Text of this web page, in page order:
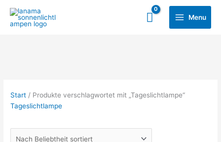
Inhalt
springen
Main
Menu
Menu
Start / Produkte verschlagwortet mit „Tageslichtlampe“
Tageslichtlampe